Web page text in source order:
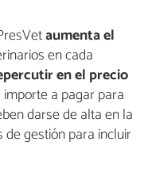
aumenta el
en cada
en el precio
a pagar para
darse de alta en la
gestión para incluir